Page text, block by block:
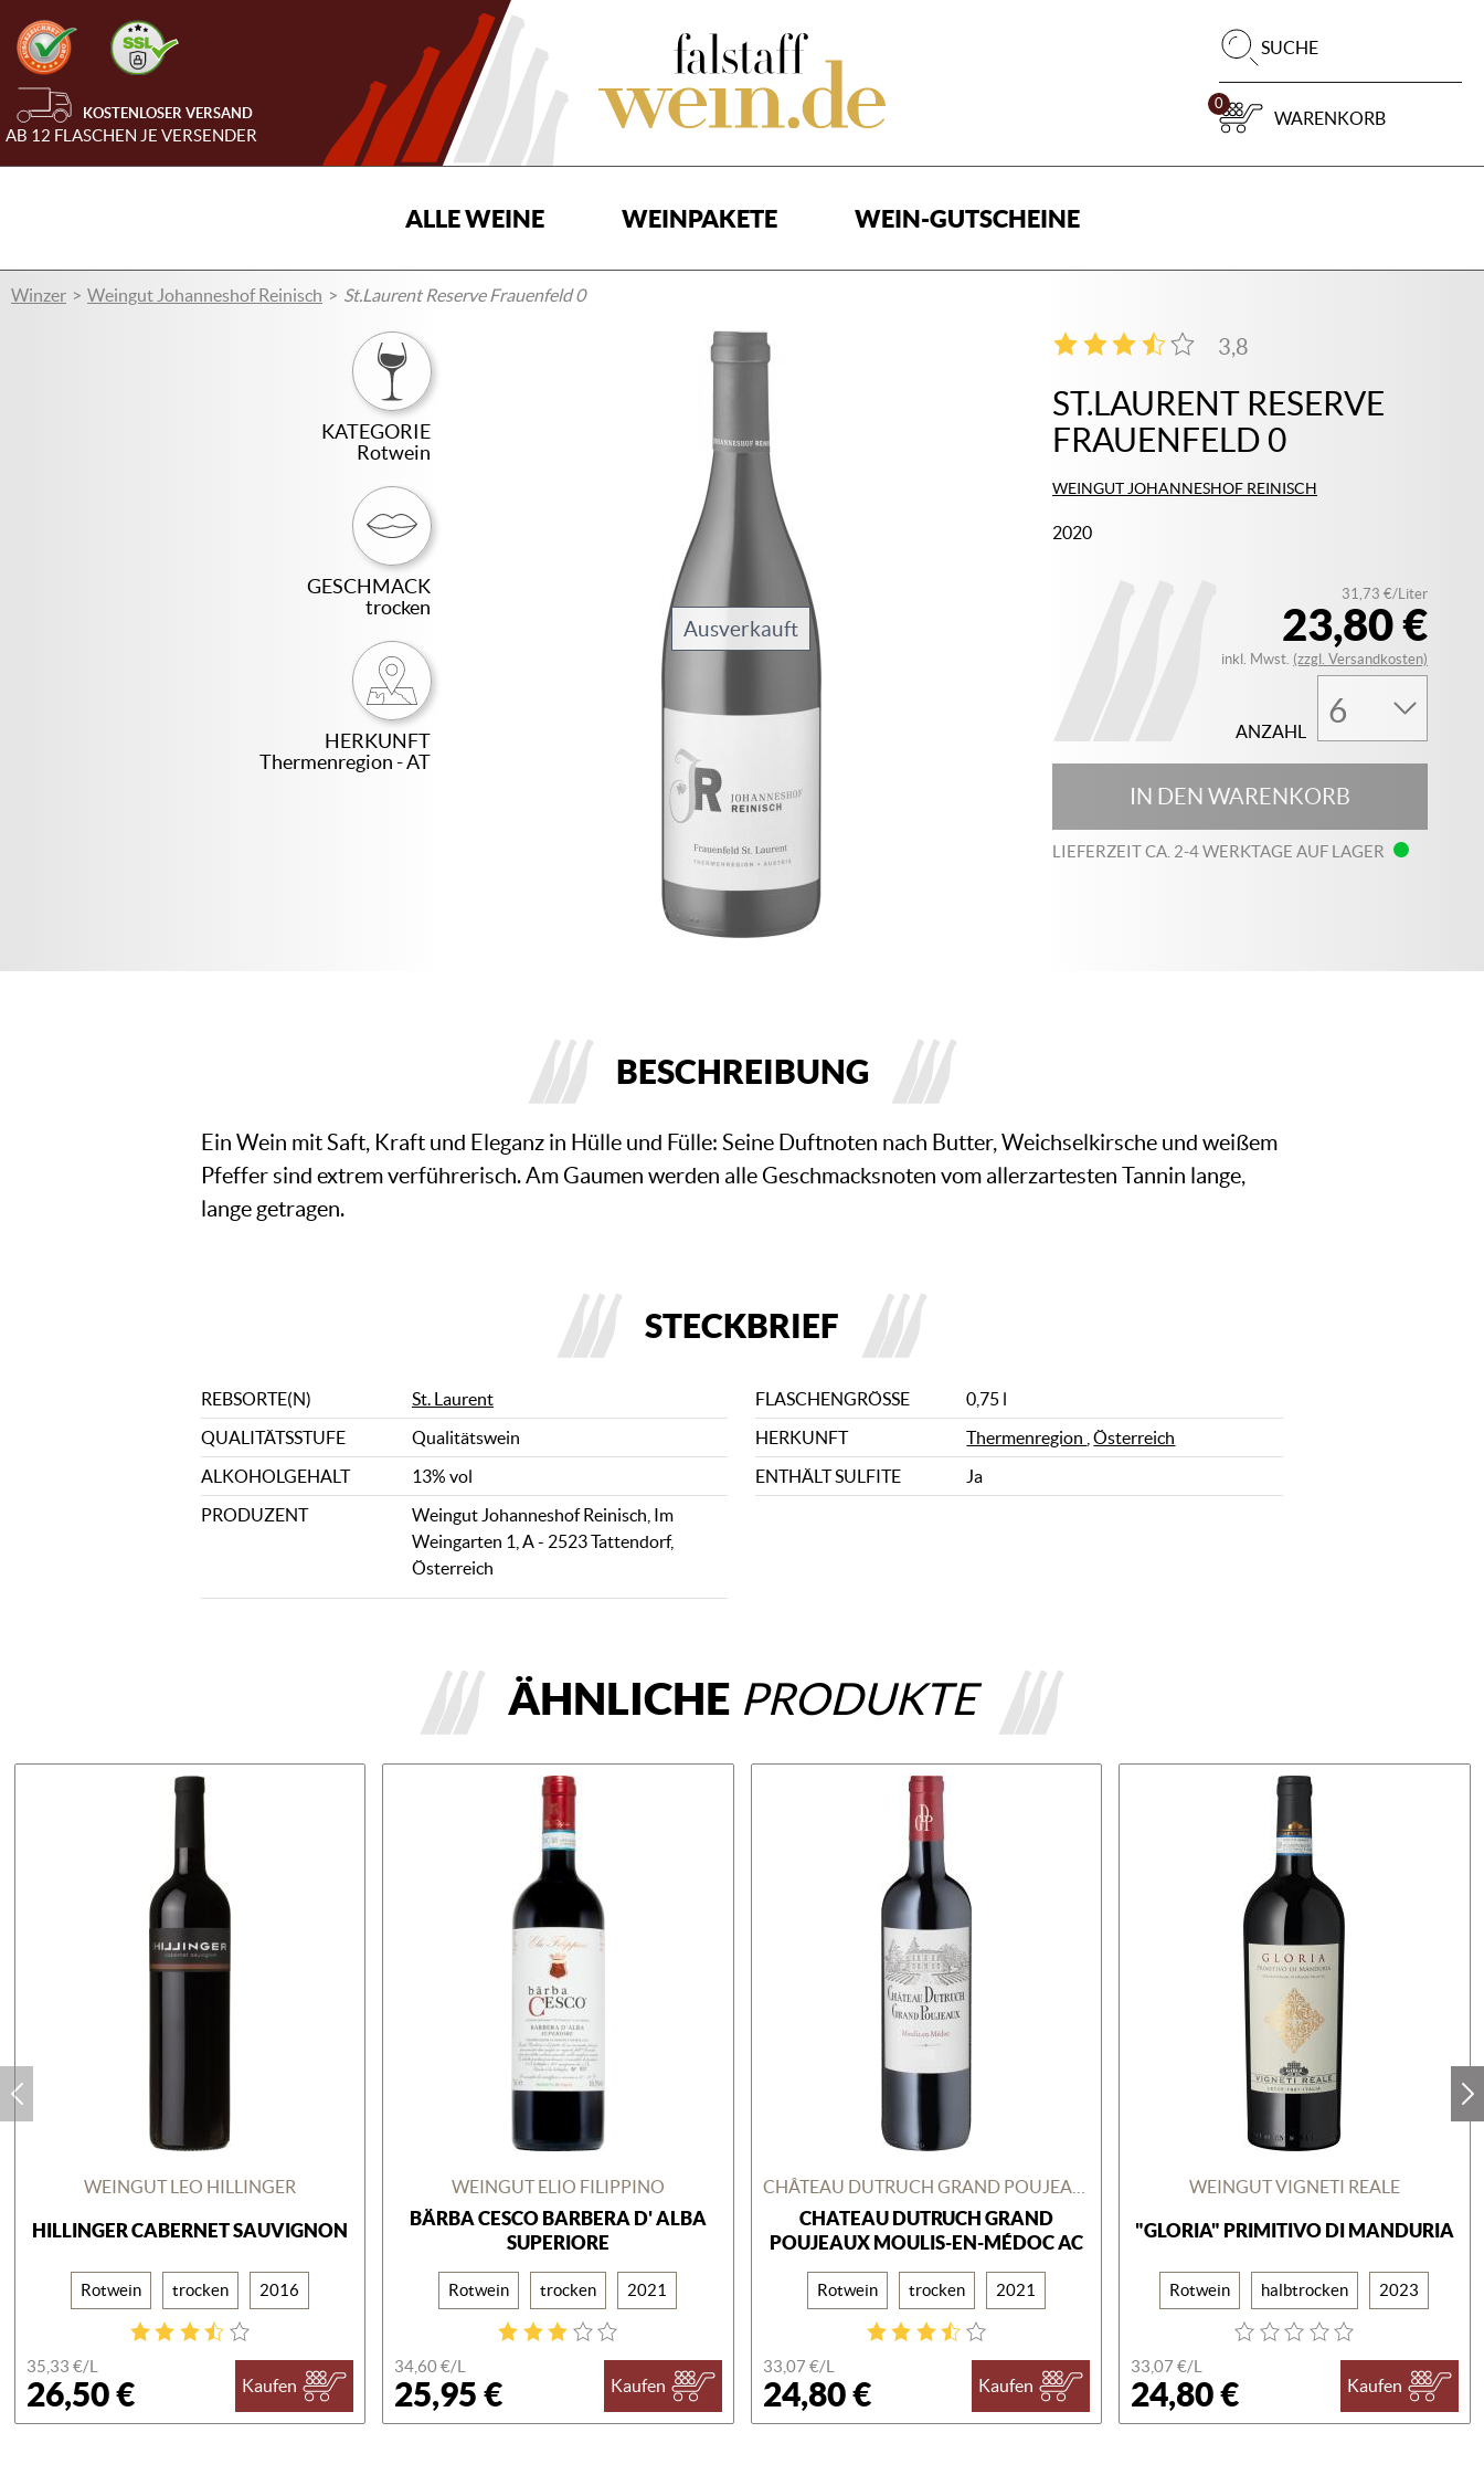
KOSTENLOSER VERSAND
AB 12 FLASCHEN JE VERSENDER
SUCHE
0
WARENKORB
ALLE WEINE WEINPAKETE WEIN-GUTSCHEINE
Winzer Weingut Johanneshof Reinisch St.Laurent Reserve Frauenfeld 0
KATEGORIE
Rotwein
GESCHMACK
trocken
HERKUNFT
Thermenregion - AT
Ausverkauft
ST.LAURENT RESERVE
FRAUENFELD 0
WEINGUT JOHANNESHOF REINISCH
2020
3,8
4
23,80 €
31,73 €/Liter
inkl. Mwst. (zzgl. Versandkosten)
ANZAHL
IN DEN WARENKORB
LIEFERZEIT CA. 2-4 WERKTAGE AUF LAGER
BESCHREIBUNG
Ein Wein mit Saft, Kraft und Eleganz in Hülle und Fülle: Seine Duftnoten nach Butter, Weichselkirsche und weißem
Pfeffer sind extrem verführerisch. Am Gaumen werden alle Geschmacksnoten vom allerzartesten Tannin lange,
lange getragen.
STECKBRIEF
REBSORTE(N) St. Laurent FLASCHENGRÖSSE
0,75 l
QUALITÄTSSTUFE
Qualitätswein HERKUNFT Thermenregion ,Österreich
ALKOHOLGEHALT
13% vol ENTHÄLT SULFITE
Ja
PRODUZENT
Weingut Johanneshof Reinisch, Im
Weingarten 1, A - 2523 Tattendorf,
Österreich
ÄHNLICHE PRODUKTE
WEINGUT LEO HILLINGER
HILLINGER CABERNET SAUVIGNON
Rotwein trocken 2016
35,33 €/L
26,50 € Kaufen
WEINGUT ELIO FILIPPINO
BÄRBA CESCO BARBERA D' ALBA
SUPERIORE
Rotwein trocken 2021
34,60 €/L
25,95 € Kaufen
CHATEAU DUTRUCH GRAND
POUJEAUX MOULIS-EN-MÉDOC AC
Rotwein trocken 2021
33,07 €/L
24,80 € Kaufen
WEINGUT VIGNETI REALE
"GLORIA" PRIMITIVO DI MANDURIA
Rotwein halbtrocken 2023
33,07 €/L
24,80 € Kaufen